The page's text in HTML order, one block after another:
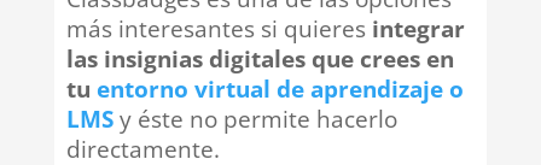
más interesantes si quieres integrar
las insignias digitales que crees en
tu entorno virtual de aprendizaje o
LMSy éste no permite hacerlo
directamente.